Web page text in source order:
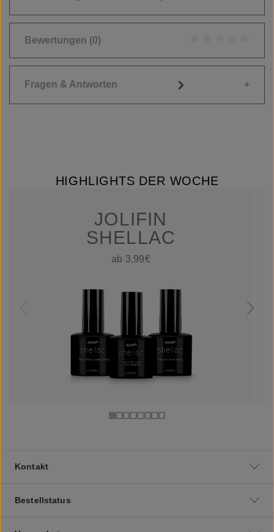
Bewertungen (0)
Fragen & Antworten
HIGHLIGHTS DER WOCHE
JOLIFIN
SHELLAC
ab 3,99€
Kontakt
Bestellstatus